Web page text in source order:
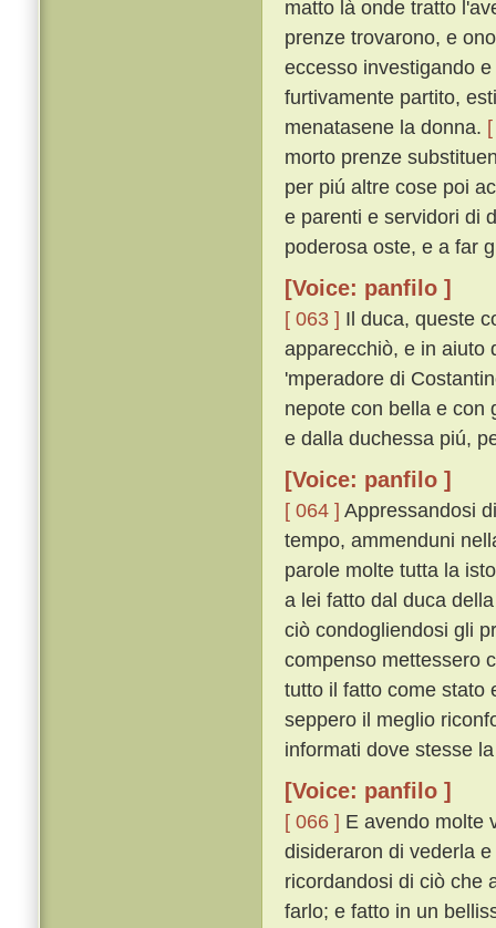
matto là onde tratto
prenze trovarono, e
eccesso investigando
furtivamente partito,
menatasene la donna.
morto prenze
per piú altre cose poi
e parenti e servidori di
poderosa oste, e a far
[Voice: panfilo ]
[ 063 ] Il duca, queste
apparecchiò, e in aiuto
'mperadore di
nepote con bella e con
e dalla duchessa piú,
[Voice: panfilo ]
[ 064 ] Appressandosi
tempo, ammenduni
parole molte tutta la
a lei fatto dal duca
ciò condogliendosi gli
compenso mettessero
tutto il fatto come stato
seppero il meglio
informati dove stesse
[Voice: panfilo ]
[ 066 ] E avendo molte
disideraron di vederla
ricordandosi di ciò che
farlo; e fatto in un